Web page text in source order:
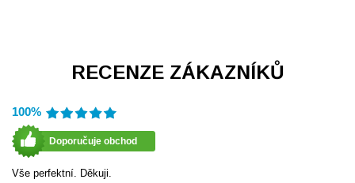
RECENZE ZÁKAZNÍKŮ
100%
Doporučuje obchod
Vše perfektní. Děkuji.